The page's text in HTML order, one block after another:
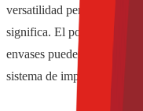
versatilidad permite
significa. El polipropileno
envases puede ser
sistema de impresión,